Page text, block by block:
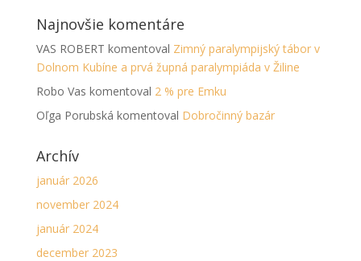
Najnovšie komentáre
VAS ROBERT komentoval Zimný paralympijský tábor v
Dolnom Kubíne a prvá župná paralympiáda v Žiline
Robo Vas komentoval 2 % pre Emku
Oľga Porubská komentoval Dobročinný bazár
Archív
január 2026
november 2024
január 2024
december 2023